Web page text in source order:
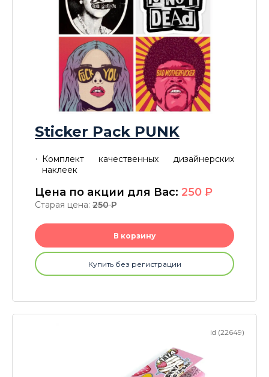
Sticker Pack PUNK
Комплект качественных дизайнерских
наклеек
Цена по акции для Вас: 250 P
Старая цена: 250P
В корзину
Купить без регистрации
id (22649)